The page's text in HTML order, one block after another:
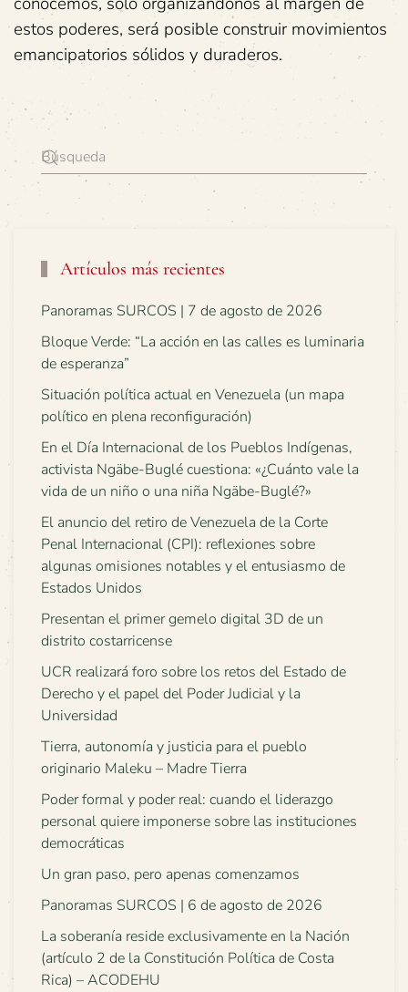
estos poderes, será posible construir movimientos
emancipatorios sólidos y duraderos.
Artículos más recientes
Panoramas SURCOS | 7 de agosto de 2026
Bloque Verde: “La acción en las calles es luminaria
de esperanza”
Situación política actual en Venezuela (un mapa
político en plena reconfiguración)
En el Día Internacional de los Pueblos Indígenas,
activista Ngäbe-Buglé cuestiona: «¿Cuánto vale la
vida de un niño o una niña Ngäbe-Buglé?»
El anuncio del retiro de Venezuela de la Corte
Penal Internacional (CPI): reflexiones sobre
algunas omisiones notables y el entusiasmo de
Estados Unidos
Presentan el primer gemelo digital 3D de un
distrito costarricense
UCR realizará foro sobre los retos del Estado de
Derecho y el papel del Poder Judicial y la
Universidad
Tierra, autonomía y justicia para el pueblo
originario Maleku – Madre Tierra
Poder formal y poder real: cuando el liderazgo
personal quiere imponerse sobre las instituciones
democráticas
Un gran paso, pero apenas comenzamos
Panoramas SURCOS | 6 de agosto de 2026
La soberanía reside exclusivamente en la Nación
(artículo 2 de la Constitución Política de Costa
Rica) – ACODEHU